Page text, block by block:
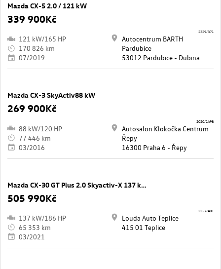
Mazda CX-5 2.0 / 121 kW
339 900Kč
121 kW/165 HP
170 826 km
07/2019
Autocentrum BARTH
Pardubice
53012 Pardubice - Dubina
2329/371
Mazda CX-3 SkyActiv88 kW
269 900Kč
88 kW/120 HP
77 446 km
03/2016
Autosalon Klokočka Centrum
Řepy
16300 Praha 6 - Řepy
2020/1498
Mazda CX-30 GT Plus 2.0 Skyactiv-X 137 kW automat ,
505 990Kč
137 kW/186 HP
65 353 km
03/2021
Louda Auto Teplice
415 01 Teplice
2257/401